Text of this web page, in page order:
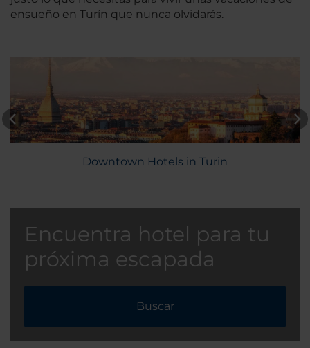
ensueño en Turín que nunca olvidarás.
Downtown Hotels in Turin
Encuentra hotel para tu
próxima escapada
Buscar